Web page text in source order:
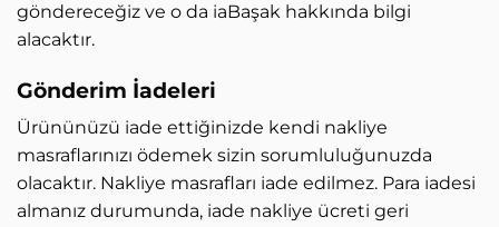
göndereceğiz ve o da iaBaşak hakkında bilgi
alacaktır.
Gönderim İadeleri
Ürününüzü iade ettiğinizde kendi nakliye
masraflarınızı ödemek sizin sorumluluğunuzda
olacaktır. Nakliye masrafları iade edilmez. Para iadesi
almanız durumunda, iade nakliye ücreti geri